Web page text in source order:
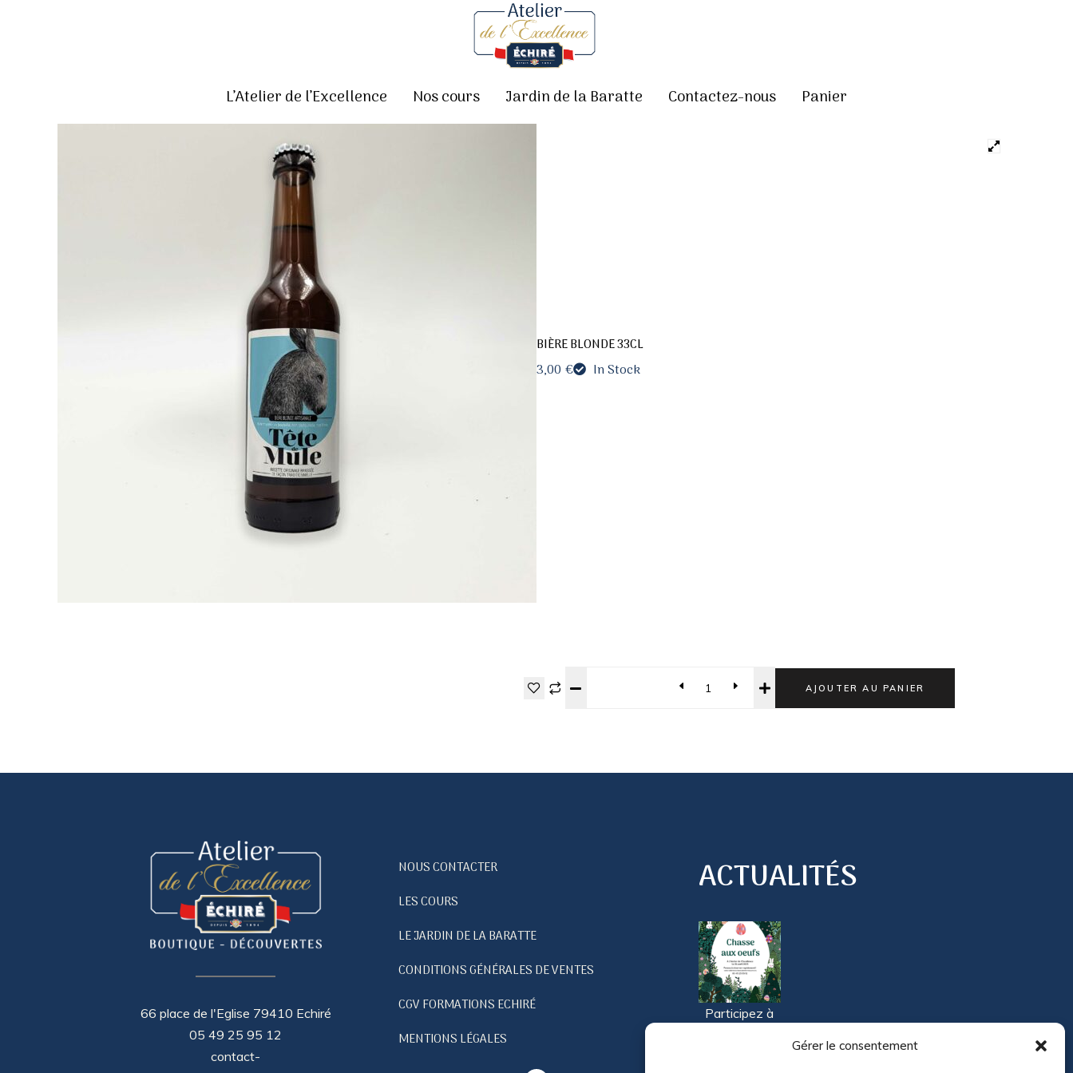
Gérer le consentement
L’Atelier de l’Excellence Nos cours Jardin de la Baratte Contactez-nous Panier
BIÈRE BLONDE 33CL
3,00 € In Stock
AJOUTER AU PANIER
66 place de l'Eglise 79410 Echiré
05 49 25 95 12
contact-
NOUS CONTACTER
LES COURS
LE JARDIN DE LA BARATTE
CONDITIONS GÉNÉRALES DE VENTES
CGV FORMATIONS ECHIRÉ
MENTIONS LÉGALES
ACTUALITÉS
Participez à